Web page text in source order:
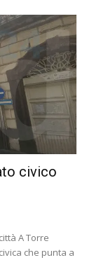
civico
A Torre
che punta a